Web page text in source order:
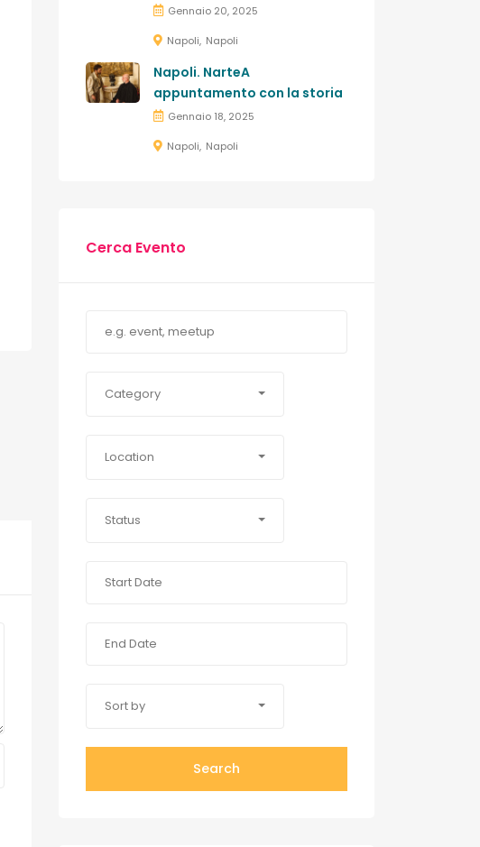
Gennaio 20, 2025
Napoli Napoli
Napoli. NarteA
appuntamento con la storia
Gennaio 18, 2025
Napoli Napoli
Cerca Evento
Category
Location
Status
Sort by
Search